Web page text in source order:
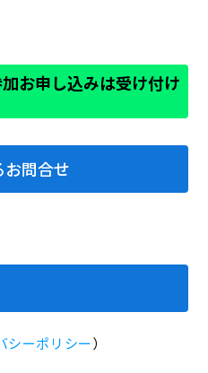
お申し込みは受け付け
問合せ
シーポリシー）